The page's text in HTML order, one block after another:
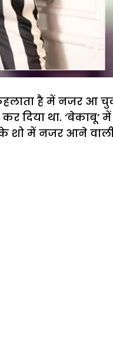
है में नजर आ
था.
में नजर आने वाली